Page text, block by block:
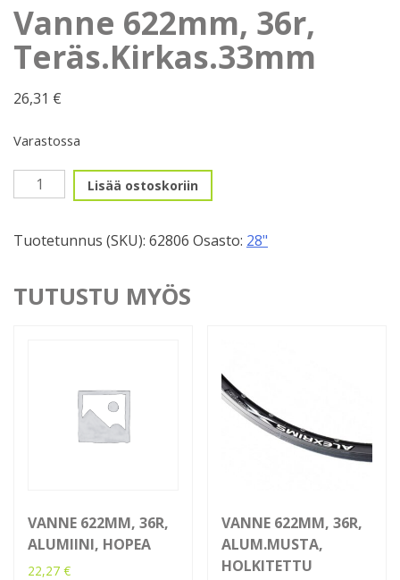
Vanne 622mm, 36r,
Teräs.Kirkas.33mm
26,31 €
Varastossa
Vanne
622mm,
Teräs.Kirkas.33mm
Lisää ostoskoriin
Tuotetunnus (SKU): 62806 Osasto: 28"
TUTUSTU MYÖS
VANNE 622MM, 36R,
ALUMIINI, HOPEA
22,27 €
VANNE 622MM, 36R,
ALUM.MUSTA,
HOLKITETTU